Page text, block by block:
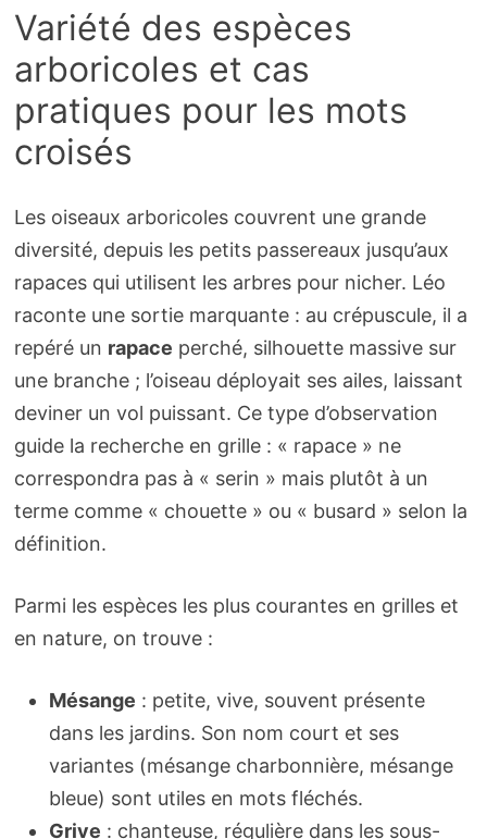
Variété des espèces
arboricoles et cas
pratiques pour les mots
croisés
Les oiseaux arboricoles couvrent une grande
diversité, depuis les petits passereaux jusqu’aux
rapaces qui utilisent les arbres pour nicher. Léo
raconte une sortie marquante : au crépuscule, il a
repéré un rapace perché, silhouette massive sur
une branche ; l’oiseau déployait ses ailes, laissant
deviner un vol puissant. Ce type d’observation
guide la recherche en grille : « rapace » ne
correspondra pas à « serin » mais plutôt à un
terme comme « chouette » ou « busard » selon la
définition.
Parmi les espèces les plus courantes en grilles et
en nature, on trouve :
Mésange : petite, vive, souvent présente
dans les jardins. Son nom court et ses
variantes (mésange charbonnière, mésange
bleue) sont utiles en mots fléchés.
Grive : chanteuse, régulière dans les sous-